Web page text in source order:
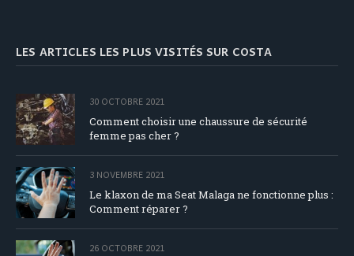
LES ARTICLES LES PLUS VISITÉS SUR COSTA
30 OCTOBRE 2021
Comment choisir une chaussure de sécurité
femme pas cher ?
3 NOVEMBRE 2021
Le klaxon de ma Seat Malaga ne fonctionne plus :
Comment réparer ?
26 OCTOBRE 2021